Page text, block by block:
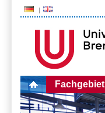
Fachgebiet